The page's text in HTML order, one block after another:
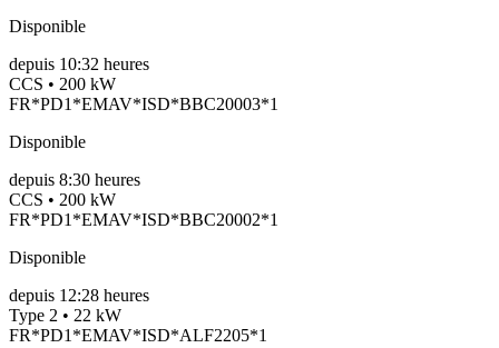
Disponible
depuis 10:32 heures
CCS • 200 kW
FR*PD1*EMAV*ISD*BBC20003*1
Disponible
depuis 8:30 heures
CCS • 200 kW
FR*PD1*EMAV*ISD*BBC20002*1
Disponible
depuis 12:28 heures
Type 2 • 22 kW
FR*PD1*EMAV*ISD*ALF2205*1